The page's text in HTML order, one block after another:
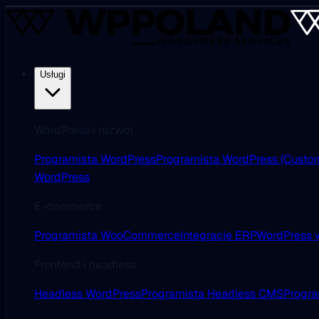
Usługi
Programista WordPressProgramista WordPress
WordPress
Programista WooCommerceIntegracje ERPWordPress
Headless WordPressProgramista Headless CMS